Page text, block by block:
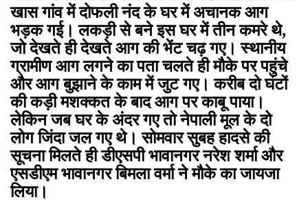
खास गांव में दोफली नंद के घर में अचानक आग
भड़क गई। लकड़ी से बने इस घर में तीन कमरे थे,
जो देखते ही देखते आग की भेंट चढ़ गए। स्थानीय
ग्रामीण आग लगने का पता चलते ही मौके पर पहुंचे
और आग बुझाने के काम में जुट गए। करीब दो घंटों
की कड़ी मशक्कत के बाद आग पर काबू पाया।
लेकिन जब घर के अंदर गए तो नेपाली मूल के दो
लोग जिंदा जल गए थे। सोमवार सुबह हादसे की
सूचना मिलते ही डीएसपी भावानगर नरेश शर्मा और
एसडीएम भावानगर बिमला वर्मा ने मौके का जायजा
लिया।